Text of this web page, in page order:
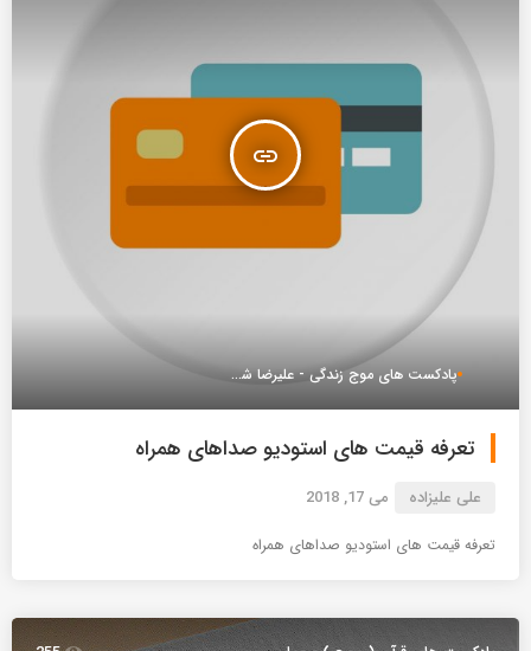
insert_link
پادکست های موج زندگی - علیرضا شعبانعلی
تعرفه قیمت های استودیو صداهای همراه
علی علیزاده می 17, 2018
تعرفه قیمت های استودیو صداهای همراه